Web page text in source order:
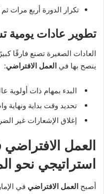
تكرار الدورة أربع مرات
تطوير عادات يومية
العادات الصغيرة تصنع فارقًا
ينصح بها في العمل الافتراضي:
البدء بمهام ذات أولوية
تحديد وقت بداية ونهاية
إغلاق الإشعارات غير
العمل
استراتيجي نحو
أصبح العمل الافتراضي في